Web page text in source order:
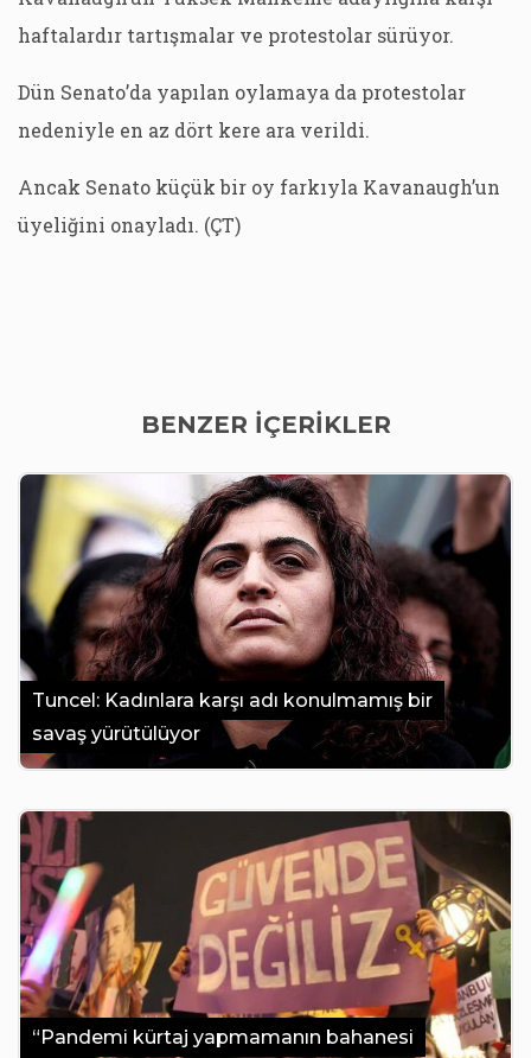
haftalardır tartışmalar ve protestolar sürüyor.
Dün Senato’da yapılan oylamaya da protestolar
nedeniyle en az dört kere ara verildi.
Ancak Senato küçük bir oy farkıyla Kavanaugh’un
üyeliğini onayladı. (ÇT)
BENZER İÇERİKLER
Tuncel: Kadınlara karşı adı konulmamış bir
savaş yürütülüyor
“Pandemi kürtaj yapmamanın bahanesi